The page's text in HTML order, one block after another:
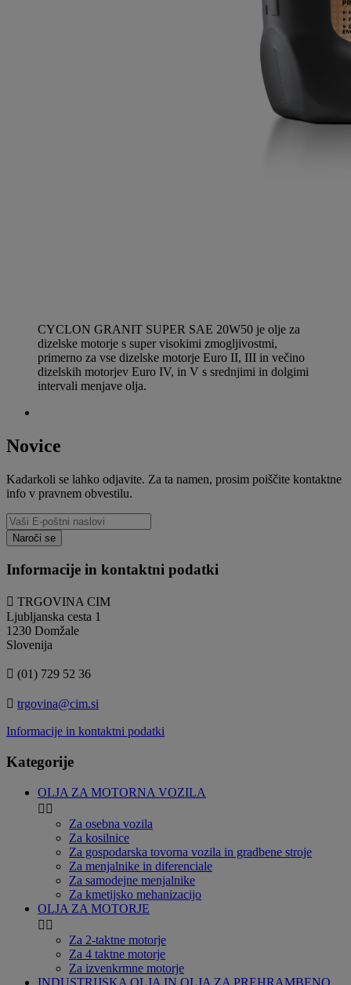
CYCLON GRANIT SUPER SAE 20W50 je olje za
dizelske motorje s super visokimi zmogljivostmi,
primerno za vse dizelske motorje Euro II, III in večino
dizelskih motorjev Euro IV, in V s srednjimi in dolgimi
intervali menjave olja.
Novice
Kadarkoli se lahko odjavite. Za ta namen, prosim poiščite kontaktne
info v pravnem obvestilu.
Informacije in kontaktni podatki
 TRGOVINA CIM
Ljubljanska cesta 1
1230 Domžale
Slovenija
 (01) 729 52 36
 trgovina@cim.si
Informacije in kontaktni podatki
Kategorije
OLJA ZA MOTORNA VOZILA
 
Za osebna vozila
Za kosilnice
Za gospodarska tovorna vozila in gradbene stroje
Za menjalnike in diferenciale
Za samodejne menjalnike
Za kmetijsko mehanizacijo
OLJA ZA MOTORJE
 
Za 2-taktne motorje
Za 4 taktne motorje
Za izvenkrmne motorje
INDUSTRIJSKA OLJA IN OLJA ZA PREHRAMBENO